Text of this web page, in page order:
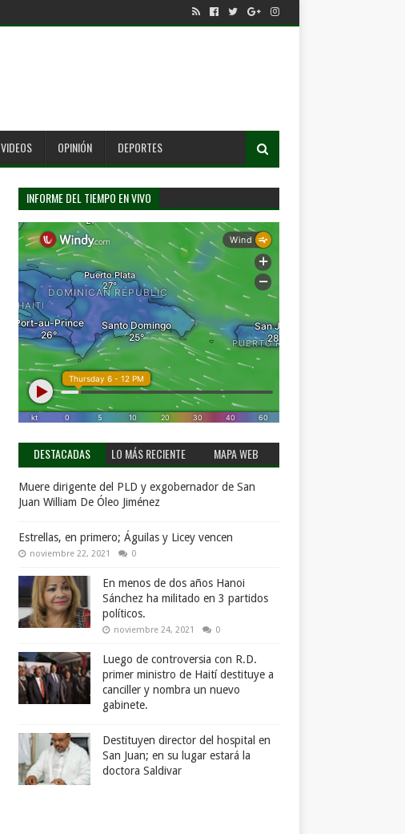
VIDEOS OPINIÓN DEPORTES
INFORME DEL TIEMPO EN VIVO
DESTACADAS LO MÁS RECIENTE MAPA WEB
Muere dirigente del PLD y exgobernador de San
Juan William De Óleo Jiménez
Estrellas, en primero; Águilas y Licey vencen
noviembre 22, 2021 0
En menos de dos años Hanoi
Sánchez ha militado en 3 partidos
políticos.
noviembre 24, 2021 0
Luego de controversia con R.D.
primer ministro de Haití destituye a
canciller y nombra un nuevo
gabinete.
Destituyen director del hospital en
San Juan; en su lugar estará la
doctora Saldivar